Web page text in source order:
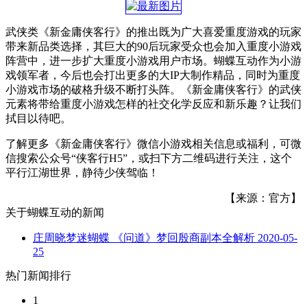
武侠类《新金庸侠客行》的推出既为广大喜爱重度游戏的玩家
带来新品类选择，其巨大的90后玩家受众也会加入重度小游戏
阵营中，进一步扩大重度小游戏用户市场。蝴蝶互动作为小游
戏领军者，今后也会打出更多的大IP大制作精品，同时为重度
小游戏市场的破格升级不断打头阵。《新金庸侠客行》的武侠
元素将带给重度小游戏怎样的社交化学反应和新乐趣？让我们
拭目以待吧。
了解更多《新金庸侠客行》微信小游戏相关信息或福利，可微
信搜索公众号“侠客行H5”，或扫下方二维码进行关注，这个
平行江湖世界，静待少侠驾临！
【来源：官方】
关于蝴蝶互动的新闻
庄周晓梦迷蝴蝶 《问道》梦回殷商副本全解析 2020-05-
25
热门新闻排行
1